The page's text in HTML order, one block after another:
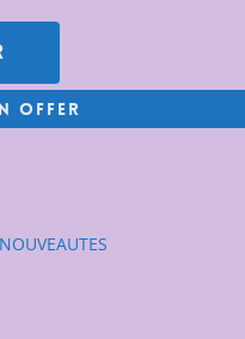
Offer
NOUVEAUTES